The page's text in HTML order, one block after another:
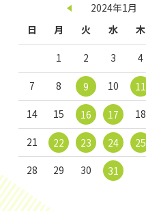
2024年1月
日
月 火 水 木
1 2 3 4
7 8 9 10 11
14 15 16 17 18
21 22 23 24 25
28 29 30 31